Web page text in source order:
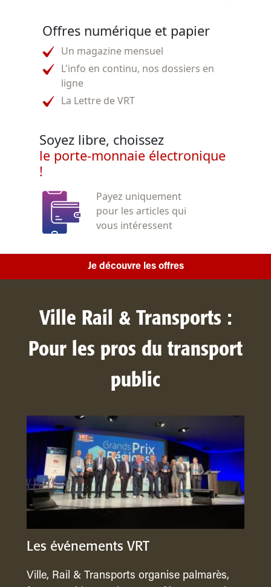
Offres numérique et papier
Un magazine mensuel
L'info en continu, nos dossiers en
ligne
La Lettre de VRT
Soyez libre, choissez
le porte-monnaie électronique
!
Payez uniquement
pour les articles qui
vous intéressent
Je découvre les offres
Ville Rail & Transports :
Pour les pros du transport
public
Les événements VRT
Ville, Rail & Transports organise palmarès,